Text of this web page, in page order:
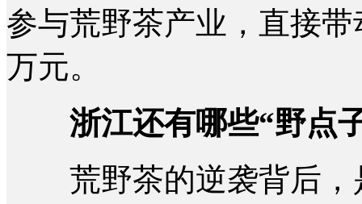
参与荒野茶产业，直接
万元。
浙江还有哪些“野点
荒野茶的逆袭背后，